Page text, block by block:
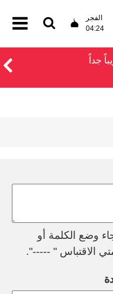
الفجر
04:24
جداً
وضع الكلمة أو
الاقتباس " -----".